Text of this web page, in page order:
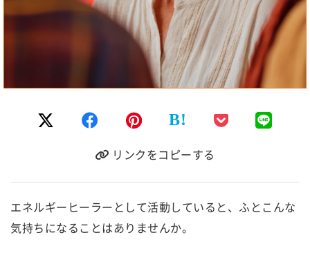
B!
リンクをコピーする
エネルギーヒーラーとして活動していると、ふとこんな
気持ちになることはありませんか。